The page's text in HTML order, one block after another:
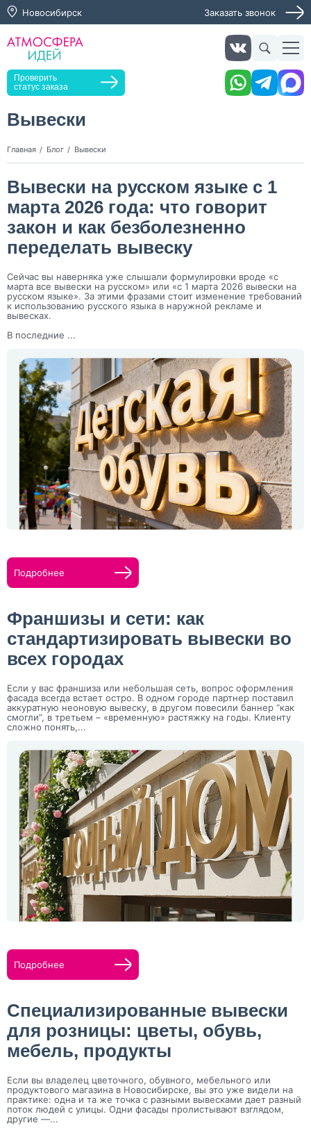
Новосибирск Заказать звонок
Проверить
статус заказа
Вывески
Главная Блог Вывески
Вывески на русском языке с 1
марта 2026 года: что говорит
закон и как безболезненно
переделать вывеску
Сейчас вы наверняка уже слышали формулировки вроде «с
марта все вывески на русском» или «с 1 марта 2026 вывески на
русском языке». За этими фразами стоит изменение требований
к использованию русского языка в наружной рекламе и
вывесках.
В последние ...
Подробнее
Франшизы и сети: как
стандартизировать вывески во
всех городах
Если у вас франшиза или небольшая сеть, вопрос оформления
фасада всегда встает остро. В одном городе партнер поставил
аккуратную неоновую вывеску, в другом повесили баннер “как
смогли”, в третьем – «временную» растяжку на годы. Клиенту
сложно понять,...
Подробнее
Специализированные вывески
для розницы: цветы, обувь,
мебель, продукты
Если вы владелец цветочного, обувного, мебельного или
продуктового магазина в Новосибирске, вы это уже видели на
практике: одна и та же точка с разными вывесками дает разный
поток людей с улицы. Одни фасады пролистывают взглядом,
другие —...
Заказать звонок
обработку персональных данных и согласие с политикой
конфиденциальности
Нажимая на кнопку, я даю согласие на получение
информационных и рекламных рассылок
Оставить
заявку